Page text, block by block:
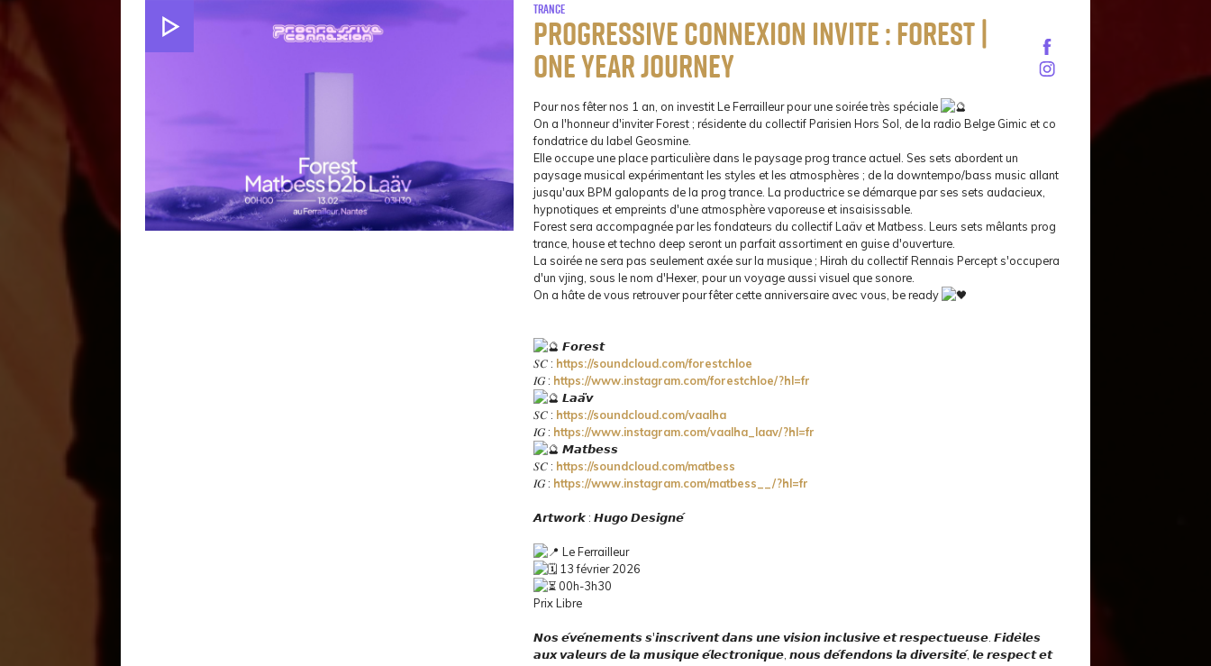
Trance
Progressive Connexion invite : FOREST |
One Year Journey
Pour nos fêter nos 1 an, on investit Le Ferrailleur pour une soirée très spéciale
On a l'honneur d'inviter Forest ; résidente du collectif Parisien Hors Sol, de la radio Belge Gimic et co
fondatrice du label Geosmine.
Elle occupe une place particulière dans le paysage prog trance actuel. Ses sets abordent un
paysage musical expérimentant les styles et les atmosphères ; de la downtempo/bass music allant
jusqu'aux BPM galopants de la prog trance. La productrice se démarque par ses sets audacieux,
hypnotiques et empreints d'une atmosphère vaporeuse et insaisissable.
Forest sera accompagnée par les fondateurs du collectif Laäv et Matbess. Leurs sets mêlants prog
trance, house et techno deep seront un parfait assortiment en guise d'ouverture.
La soirée ne sera pas seulement axée sur la musique ; Hirah du collectif Rennais Percept s'occupera
d'un vjing, sous le nom d'Hexer, pour un voyage aussi visuel que sonore.
On a hâte de vous retrouver pour fêter cette anniversaire avec vous, be ready
𝙁𝙤𝙧𝙚𝙨𝙩
𝑆𝐶 : https://soundcloud.com/forestchloe
𝐼𝐺 : https://www.instagram.com/forestchloe/?hl=fr
𝙇𝙖𝙖̈𝙫
𝑆𝐶 : https://soundcloud.com/vaalha
𝐼𝐺 : https://www.instagram.com/vaalha_laav/?hl=fr
𝙈𝙖𝙩𝙗𝙚𝙨𝙨
𝑆𝐶 : https://soundcloud.com/matbess
𝐼𝐺 : https://www.instagram.com/matbess__/?hl=fr
𝘼𝙧𝙩𝙬𝙤𝙧𝙠 : 𝙃𝙪𝙜𝙤 𝘿𝙚𝙨𝙞𝙜𝙣𝙚́
Le Ferrailleur
13 février 2026
00h-3h30
Prix Libre
𝙉𝙤𝙨 𝙚́𝙫𝙚́𝙣𝙚𝙢𝙚𝙣𝙩𝙨 𝙨'𝙞𝙣𝙨𝙘𝙧𝙞𝙫𝙚𝙣𝙩 𝙙𝙖𝙣𝙨 𝙪𝙣𝙚 𝙫𝙞𝙨𝙞𝙤𝙣 𝙞𝙣𝙘𝙡𝙪𝙨𝙞𝙫𝙚 𝙚𝙩 𝙧𝙚𝙨𝙥𝙚𝙘𝙩𝙪𝙚𝙪𝙨𝙚. 𝙁𝙞𝙙𝙚̀𝙡𝙚𝙨
𝙖𝙪𝙭 𝙫𝙖𝙡𝙚𝙪𝙧𝙨 𝙙𝙚 𝙡𝙖 𝙢𝙪𝙨𝙞𝙦𝙪𝙚 𝙚́𝙡𝙚𝙘𝙩𝙧𝙤𝙣𝙞𝙦𝙪𝙚, 𝙣𝙤𝙪𝙨 𝙙𝙚́𝙛𝙚𝙣𝙙𝙤𝙣𝙨 𝙡𝙖 𝙙𝙞𝙫𝙚𝙧𝙨𝙞𝙩𝙚́, 𝙡𝙚 𝙧𝙚𝙨𝙥𝙚𝙘𝙩 𝙚𝙩